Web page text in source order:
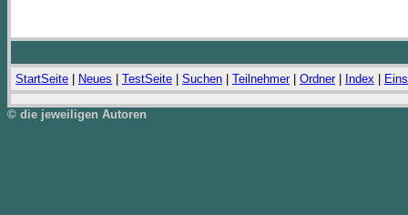
StartSeite Neues TestSeite Suchen Teilnehmer| Ordner| Index
© die jeweiligen Autoren